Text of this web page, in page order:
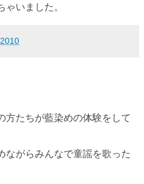
いました。
方たちが藍染めの体験をして
ながらみんなで童謡を歌った